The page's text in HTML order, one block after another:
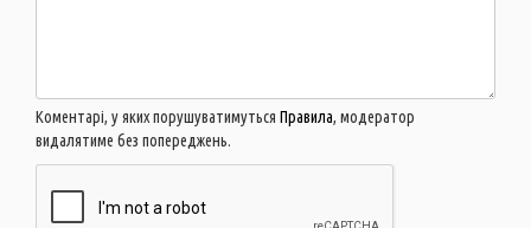
Коментарі, у яких порушуватимуться Правила, модератор
видалятиме без попереджень.